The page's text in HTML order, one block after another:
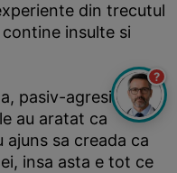
din trecutul
insulte si
pasiv-agresivii se
au aratat ca
ajuns sa creada ca
insa asta e tot ce
?